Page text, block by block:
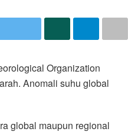
Organization
Anomali suhu global
global maupun regional